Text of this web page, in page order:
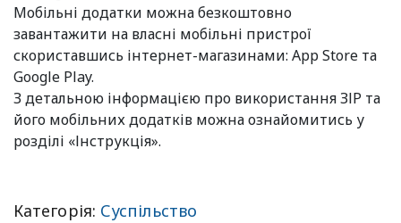
Мобільні додатки можна безкоштовно
завантажити на власні мобільні пристрої
скориставшись інтернет-магазинами: App Store та
Google Play.
З детальною інформацією про використання ЗІР та
його мобільних додатків можна ознайомитись у
розділі «Інструкція».
Категорія: Суспільство